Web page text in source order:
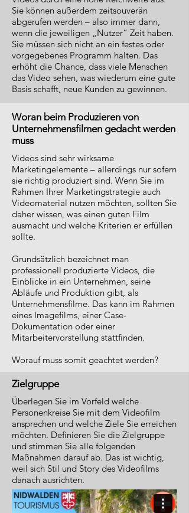
Sie können außerdem zeitsouverän
abgerufen werden – also immer dann,
wenn die jeweiligen „Nutzer“ Zeit haben.
Sie müssen sich nicht an ein festes oder
vorgegebenes Programm halten. Das
erhöht die Chance, dass viele Menschen
das Video sehen, was wiederum eine gute
Basis schafft, neue Kunden zu gewinnen.
Woran beim Produzieren von
Unternehmensfilmen gedacht werden
muss
Videos sind sehr wirksame
Marketingelemente – allerdings nur sofern
sie richtig produziert sind. Wenn Sie im
Rahmen Ihrer Marketingstrategie auch
Videomaterial nutzen möchten, sollten Sie
daher wissen, was einen guten Film
ausmacht und welche Kriterien er erfüllen
sollte.
Grundsätzlich bezeichnet man
professionell produzierte Videos, die
Einblicke in ein Unternehmen, seine
Abläufe und Produktion gibt, als
Unternehmensfilme. Das kann im Rahmen
eines Imagefilms, einer Case-
Dokumentation oder einer
Mitarbeitervorstellung stattfinden.
Worauf muss somit geachtet werden?
Zielgruppe
Überlegen Sie im Vorfeld welche
Personenkreise Sie mit dem Videofilm
ansprechen und welche Ziele Sie erreichen
möchten. Definieren Sie die Zielgruppe
und stimmen Sie alle folgenden
Maßnahmen darauf ab. Das ist wichtig,
weil sich Stil und Story des Videofilms
danach ausrichten.